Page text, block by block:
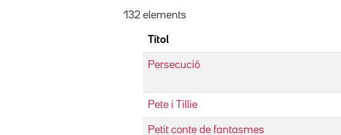
132 elements
Títol
Persecució
Pete i Tillie
Petit conte de fantasmes